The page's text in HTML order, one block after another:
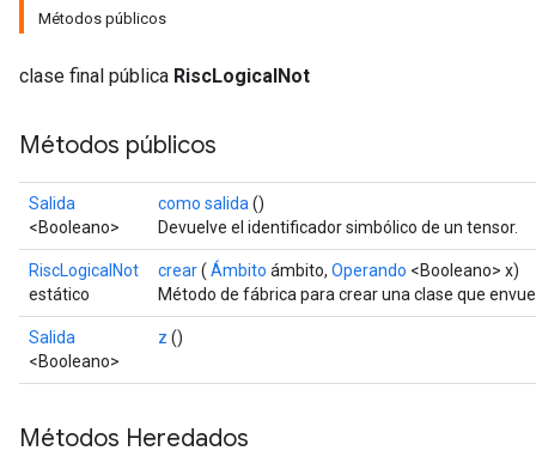
Métodos públicos
clase final pública RiscLogicalNot
Métodos públicos
Salida
<Booleano>
como salida ()
Devuelve el identificador simbólico de un tensor.
RiscLogicalNot
estático
crear( Ámbito ámbito, Operando <Booleano> x)
Método de fábrica para crear una clase que
Salida
<Booleano>
z ()
Métodos Heredados